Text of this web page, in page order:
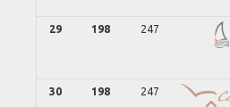
29 198 247
30 198 247